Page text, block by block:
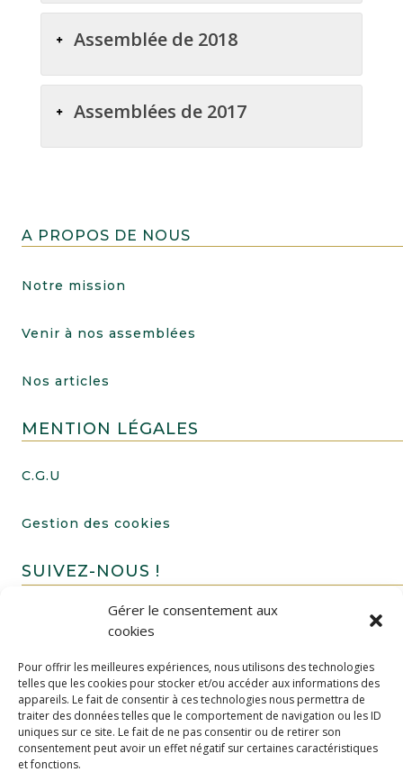
Gérer le consentement aux
cookies
Pour offrir les meilleures expériences, nous utilisons des technologies
telles que les cookies pour stocker et/ou accéder aux informations des
appareils. Le fait de consentir à ces technologies nous permettra de
traiter des données telles que le comportement de navigation ou les ID
uniques sur ce site. Le fait de ne pas consentir ou de retirer son
consentement peut avoir un effet négatif sur certaines caractéristiques
et fonctions.
Assemblée de 2018
Assemblées de 2017
A PROPOS DE NOUS
Notre mission
Venir à nos assemblées
Nos articles
MENTION LÉGALES
C.G.U
Gestion des cookies
SUIVEZ-NOUS !
FAIRE UN DON